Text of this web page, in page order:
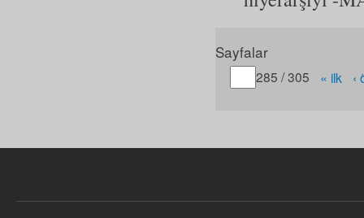
Sayfalar
Gitmek istediğiniz
285 / 305 « ilk ‹